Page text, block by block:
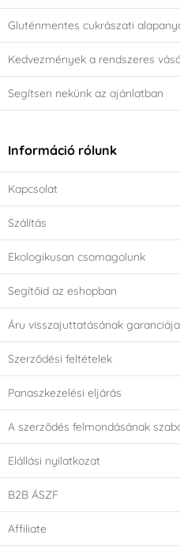
Gluténmentes cukrászati
Kedvezmények a rendszeres
Segítsen nekünk az ajánlatban
Információ rólunk
Kapcsolat
Szálítás
Ekologikusan csomagolunk
Segítőid az eshopban
Áru visszajuttatásának garanciája
Szerződési feltételek
Panaszkezelési eljárás
A szerződés felmondásának
Elállási nyilatkozat
B2B ÁSZF
Affiliate